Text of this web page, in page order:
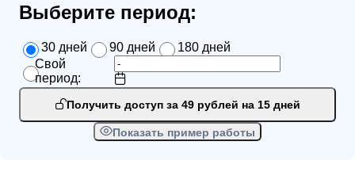
Выберите период:
30 дней 90 дней
180 дней
Свой
период:
Получить доступ за 49 рублей на 15 дней
Показать пример работы